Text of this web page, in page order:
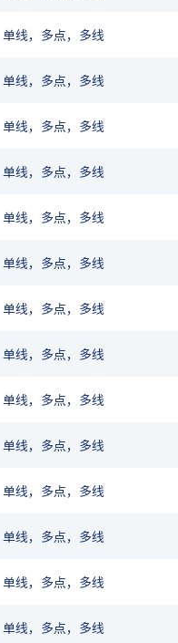
线，多点，多线
线，多点，多线
线，多点，多线
线，多点，多线
线，多点，多线
线，多点，多线
线，多点，多线
线，多点，多线
线，多点，多线
线，多点，多线
线，多点，多线
线，多点，多线
线，多点，多线
线，多点，多线